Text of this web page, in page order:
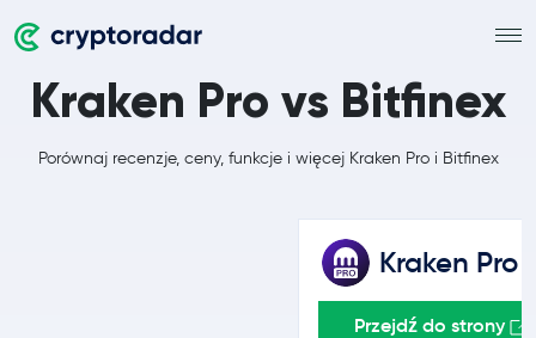
Kraken Pro vs Bitfinex
Porównaj recenzje, ceny, funkcje i więcej Kraken Pro i Bitfinex
Kraken Pro
Przejdź do strony